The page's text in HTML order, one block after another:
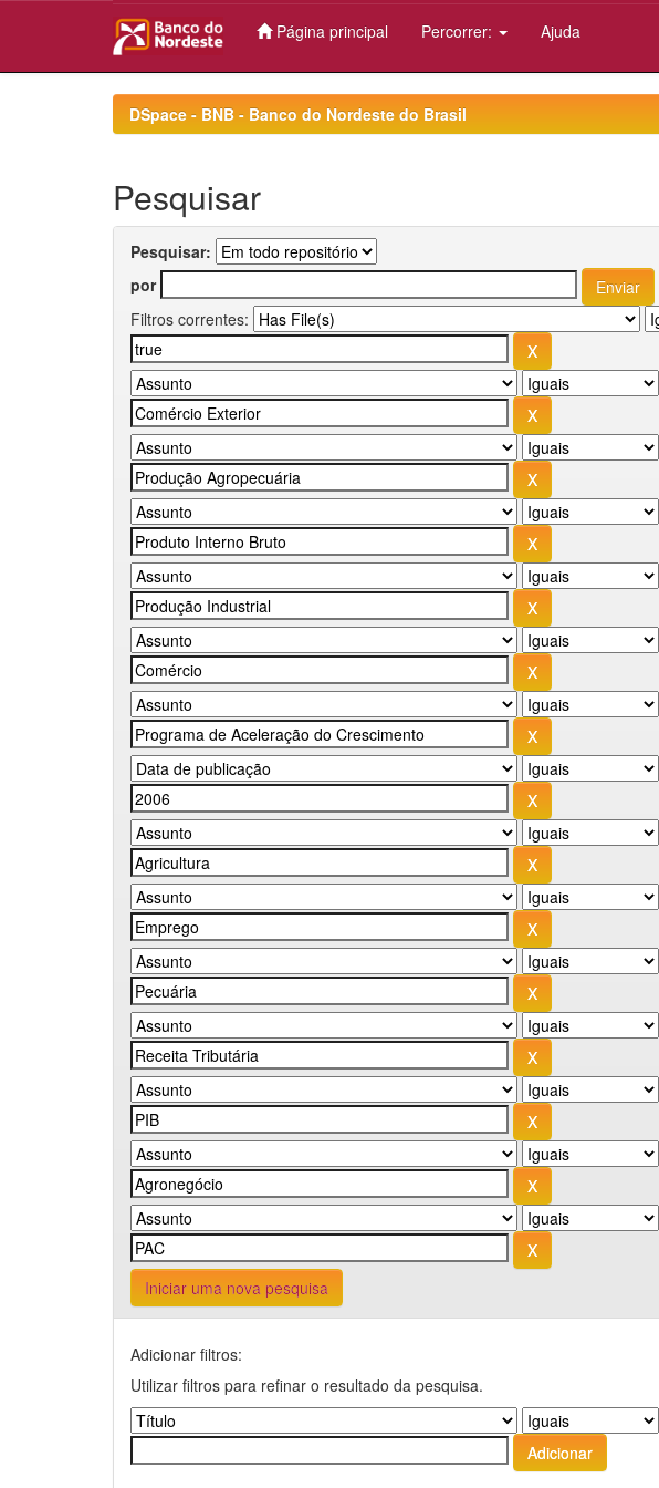
Página principal Percorrer: Ajuda
DSpace - BNB - Banco do Nordeste do Brasil
Pesquisar
Pesquisar:
por
Filtros correntes:
Iniciar uma nova pesquisa
Adicionar filtros:
Utilizar filtros para refinar o resultado da pesquisa.